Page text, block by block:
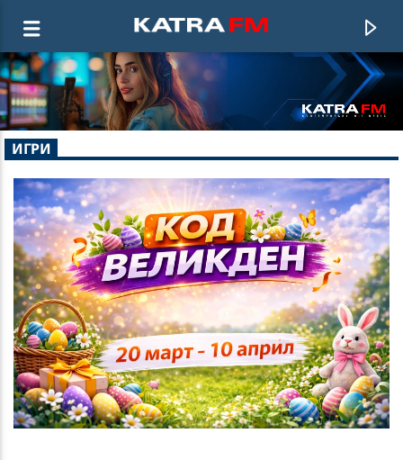
KATRA FM Live
♫ 192 kbps
ИГРИ